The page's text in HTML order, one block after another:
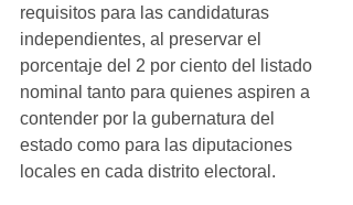
requisitos para las candidaturas
independientes, al preservar el
porcentaje del 2 por ciento del listado
nominal tanto para quienes aspiren a
contender por la gubernatura del
estado como para las diputaciones
locales en cada distrito electoral.